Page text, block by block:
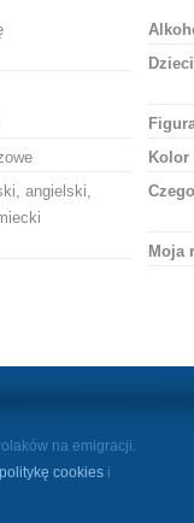
Kolor
angielski,
Moja
na emigracji.
politykę cookies i